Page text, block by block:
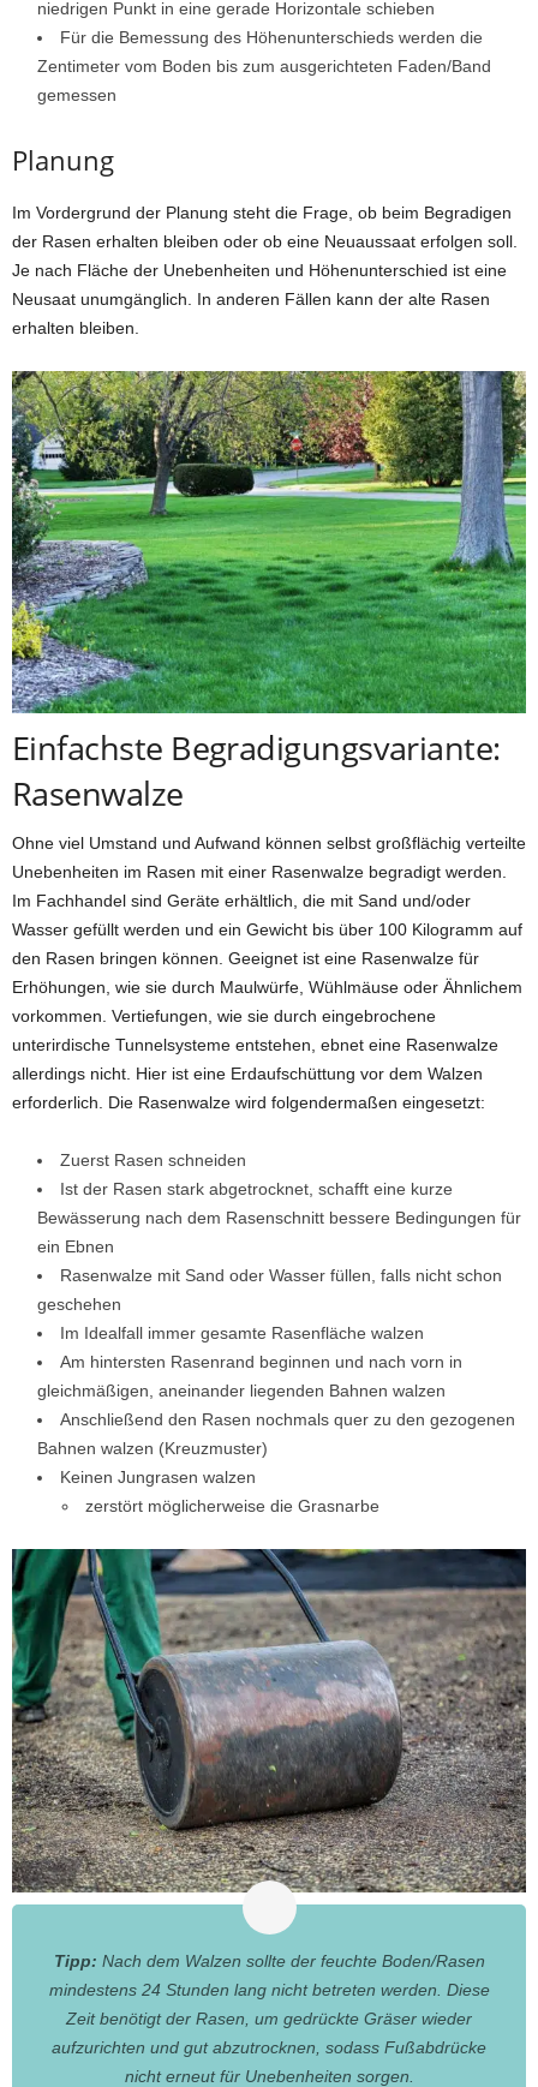
niedrigen Punkt in eine gerade Horizontale schieben
Für die Bemessung des Höhenunterschieds werden die
Zentimeter vom Boden bis zum ausgerichteten Faden/Band
gemessen
Planung
Im Vordergrund der Planung steht die Frage, ob beim Begradigen
der Rasen erhalten bleiben oder ob eine Neuaussaat erfolgen soll.
Je nach Fläche der Unebenheiten und Höhenunterschied ist eine
Neusaat unumgänglich. In anderen Fällen kann der alte Rasen
erhalten bleiben.
Einfachste Begradigungsvariante:
Rasenwalze
Ohne viel Umstand und Aufwand können selbst großflächig verteilte
Unebenheiten im Rasen mit einer Rasenwalze begradigt werden.
Im Fachhandel sind Geräte erhältlich, die mit Sand und/oder
Wasser gefüllt werden und ein Gewicht bis über 100 Kilogramm auf
den Rasen bringen können. Geeignet ist eine Rasenwalze für
Erhöhungen, wie sie durch Maulwürfe, Wühlmäuse oder Ähnlichem
vorkommen. Vertiefungen, wie sie durch eingebrochene
unterirdische Tunnelsysteme entstehen, ebnet eine Rasenwalze
allerdings nicht. Hier ist eine Erdaufschüttung vor dem Walzen
erforderlich. Die Rasenwalze wird folgendermaßen eingesetzt:
Zuerst Rasen schneiden
Ist der Rasen stark abgetrocknet, schafft eine kurze
Bewässerung nach dem Rasenschnitt bessere Bedingungen für
ein Ebnen
Rasenwalze mit Sand oder Wasser füllen, falls nicht schon
geschehen
Im Idealfall immer gesamte Rasenfläche walzen
Am hintersten Rasenrand beginnen und nach vorn in
gleichmäßigen, aneinander liegenden Bahnen walzen
Anschließend den Rasen nochmals quer zu den gezogenen
Bahnen walzen (Kreuzmuster)
Keinen Jungrasen walzen
zerstört möglicherweise die Grasnarbe
Tipp: Nach dem Walzen sollte der feuchte Boden/Rasen
mindestens 24 Stunden lang nicht betreten werden. Diese
Zeit benötigt der Rasen, um gedrückte Gräser wieder
aufzurichten und gut abzutrocknen, sodass Fußabdrücke
nicht erneut für Unebenheiten sorgen.